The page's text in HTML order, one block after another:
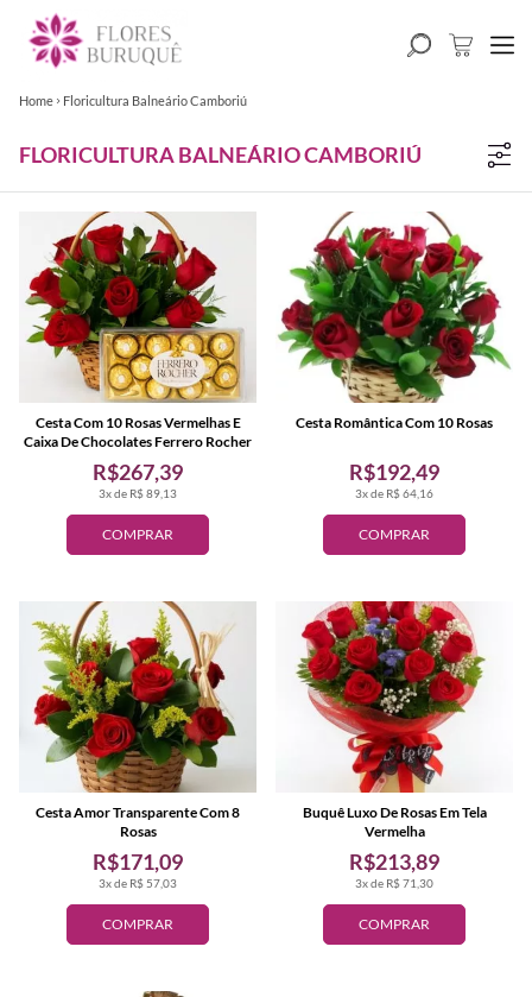
Home Floricultura Balneário Camboriú
FLORICULTURA BALNEÁRIO CAMBORIÚ
COMPRAR
3x de R$ 89,13
R$267,39
Cesta Com 10 Rosas Vermelhas E
Caixa De Chocolates Ferrero Rocher
COMPRAR
3x de R$ 64,16
R$192,49
Cesta Romântica Com 10 Rosas
COMPRAR
3x de R$ 57,03
R$171,09
Cesta Amor Transparente Com 8
Rosas
COMPRAR
3x de R$ 71,30
R$213,89
Buquê Luxo De Rosas Em Tela
Vermelha